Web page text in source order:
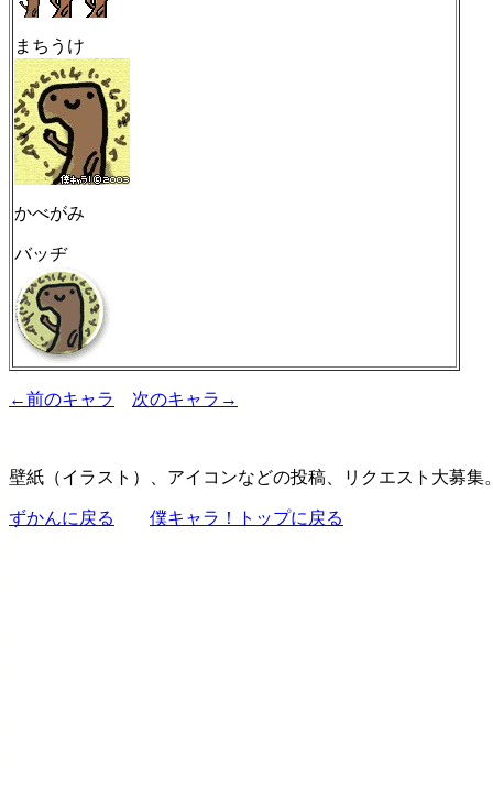
まちうけ
かべがみ
バッヂ
←前のキャラ 次のキャラ→
壁紙（イラスト）、アイコンなどの投稿、リクエスト大募集
ずかんに戻る 僕キャラ！トップに戻る